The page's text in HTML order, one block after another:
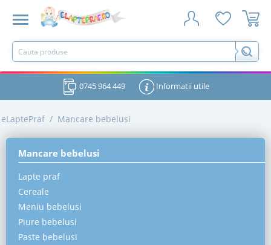
0745 964 449 Informatii utile
eLaptePraf / Mancare bebelusi
Mancare bebelusi
Lapte praf
Cereale
Meniu bebelusi
Piure bebelusi
Paste bebelusi